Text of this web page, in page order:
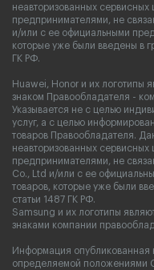
неавторизованных
предпринимателями, не
и/или с ее официальными
которые уже были введены в
ГК РФ.
Huawei, Honor и их логотипы
знаком Правообладателя -
Указывается не с целью
услуг, а с целью
товаров Правообладателя.
неавторизованных
предпринимателями, не
Co., Ltd и/или с ее
товаров, которые уже были
статьи 1487 ГК РФ.
Samsung и их логотипы
знаками компании
Информация опубликованная
определяемой положениями